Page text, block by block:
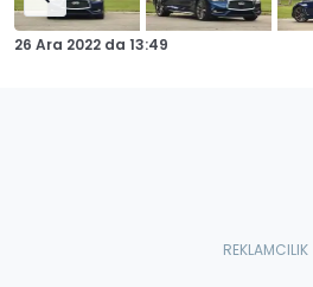
26 Ara 2022 da 13:49